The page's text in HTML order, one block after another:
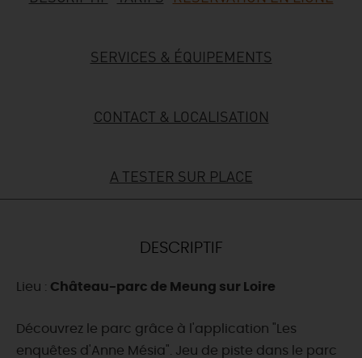
SERVICES & ÉQUIPEMENTS
CONTACT & LOCALISATION
A TESTER SUR PLACE
DESCRIPTIF
Lieu : Château-parc de Meung sur Loire
Découvrez le parc grâce à l'application "Les
enquêtes d'Anne Mésia". Jeu de piste dans le parc